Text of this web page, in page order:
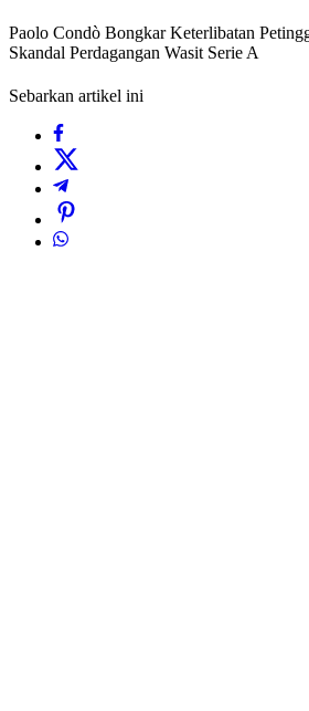
Paolo Condò Bongkar Keterlibatan
Skandal Perdagangan Wasit Serie A
Sebarkan artikel ini